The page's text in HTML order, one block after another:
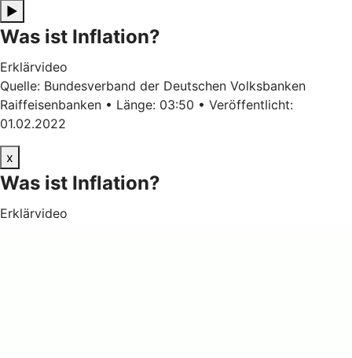
▶
Was ist Inflation?
Erklärvideo
Quelle: Bundesverband der Deutschen Volksbanken
Raiffeisenbanken • Länge: 03:50 • Veröffentlicht:
01.02.2022
x
Was ist Inflation?
Erklärvideo